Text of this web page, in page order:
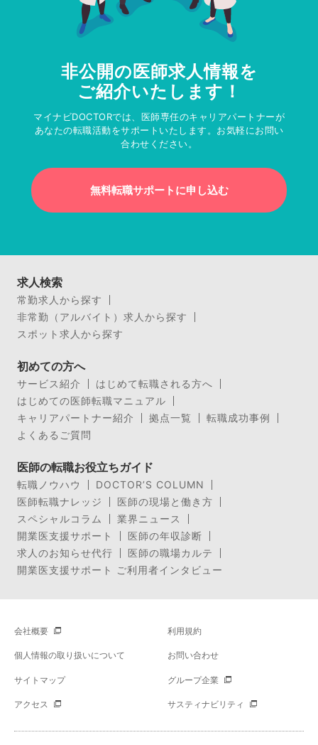
非公開の医師求人情報を
ご紹介いたします！
マイナビDOCTORでは、医師専任のキャリアパートナーが
あなたの転職活動をサポートいたします。お気軽にお問い
合わせください。
無料転職サポートに申し込む
求人検索
常勤求人から探す
非常勤（アルバイト）求人から探す
スポット求人から探す
初めての方へ
サービス紹介
はじめて転職される方へ
はじめての医師転職マニュアル
キャリアパートナー紹介
拠点一覧
転職成功事例
よくあるご質問
医師の転職お役立ちガイド
転職ノウハウ
DOCTOR’S COLUMN
医師転職ナレッジ
医師の現場と働き方
スペシャルコラム
業界ニュース
開業医支援サポート
医師の年収診断
求人のお知らせ代行
医師の職場カルテ
開業医支援サポート ご利用者インタビュー
会社概要 利用規約
個人情報の取り扱いについて お問い合わせ
サイトマップ グループ企業
アクセス サスティナビリティ